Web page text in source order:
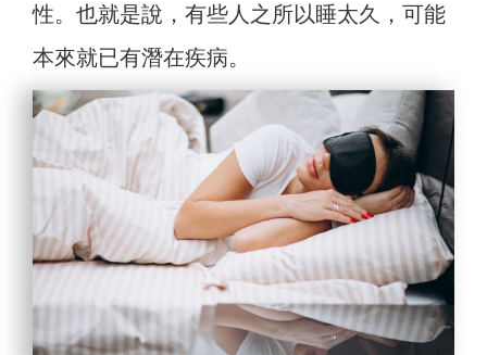
性。也就是說，有些人之所以睡太久，可能
本來就已有潛在疾病。